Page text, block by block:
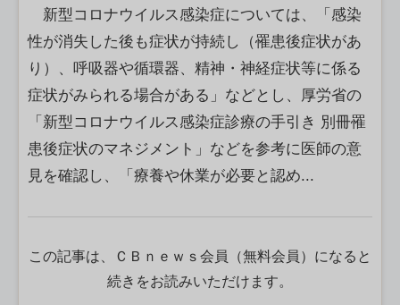
新型コロナウイルス感染症については、「感染
性が消失した後も症状が持続し（罹患後症状があ
り）、呼吸器や循環器、精神・神経症状等に係る
症状がみられる場合がある」などとし、厚労省の
「新型コロナウイルス感染症診療の手引き 別冊罹
患後症状のマネジメント」などを参考に医師の意
見を確認し、「療養や休業が必要と認め...
この記事は、ＣＢｎｅｗｓ会員（無料会員）になると
続きをお読みいただけます。